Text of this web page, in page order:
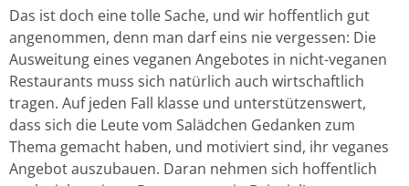
Das ist doch eine tolle Sache, und wir hoffentlich gut
angenommen, denn man darf eins nie vergessen: Die
Ausweitung eines veganen Angebotes in nicht-veganen
Restaurants muss sich natürlich auch wirtschaftlich
tragen. Auf jeden Fall klasse und unterstützenswert,
dass sich die Leute vom Salädchen Gedanken zum
Thema gemacht haben, und motiviert sind, ihr veganes
Angebot auszubauen. Daran nehmen sich hoffentlich